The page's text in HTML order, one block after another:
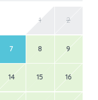
1 2
7 8 9
14 15 16